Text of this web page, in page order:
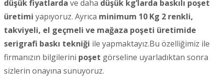
düşük fiyatlarda ve daha düşük kg’larda baskılı poşet
üretimi yapıyoruz. Ayrıca minimum 10 Kg 2 renkli,
takviyeli, el geçmeli ve mağaza poşeti üretimide
serigrafi baskı tekniği ile yapmaktayız.Bu özelliğimiz ile
firmanızın bilgilerini poşet görseline uyarladıktan sonra
sizlerin onayına sunuyoruz.